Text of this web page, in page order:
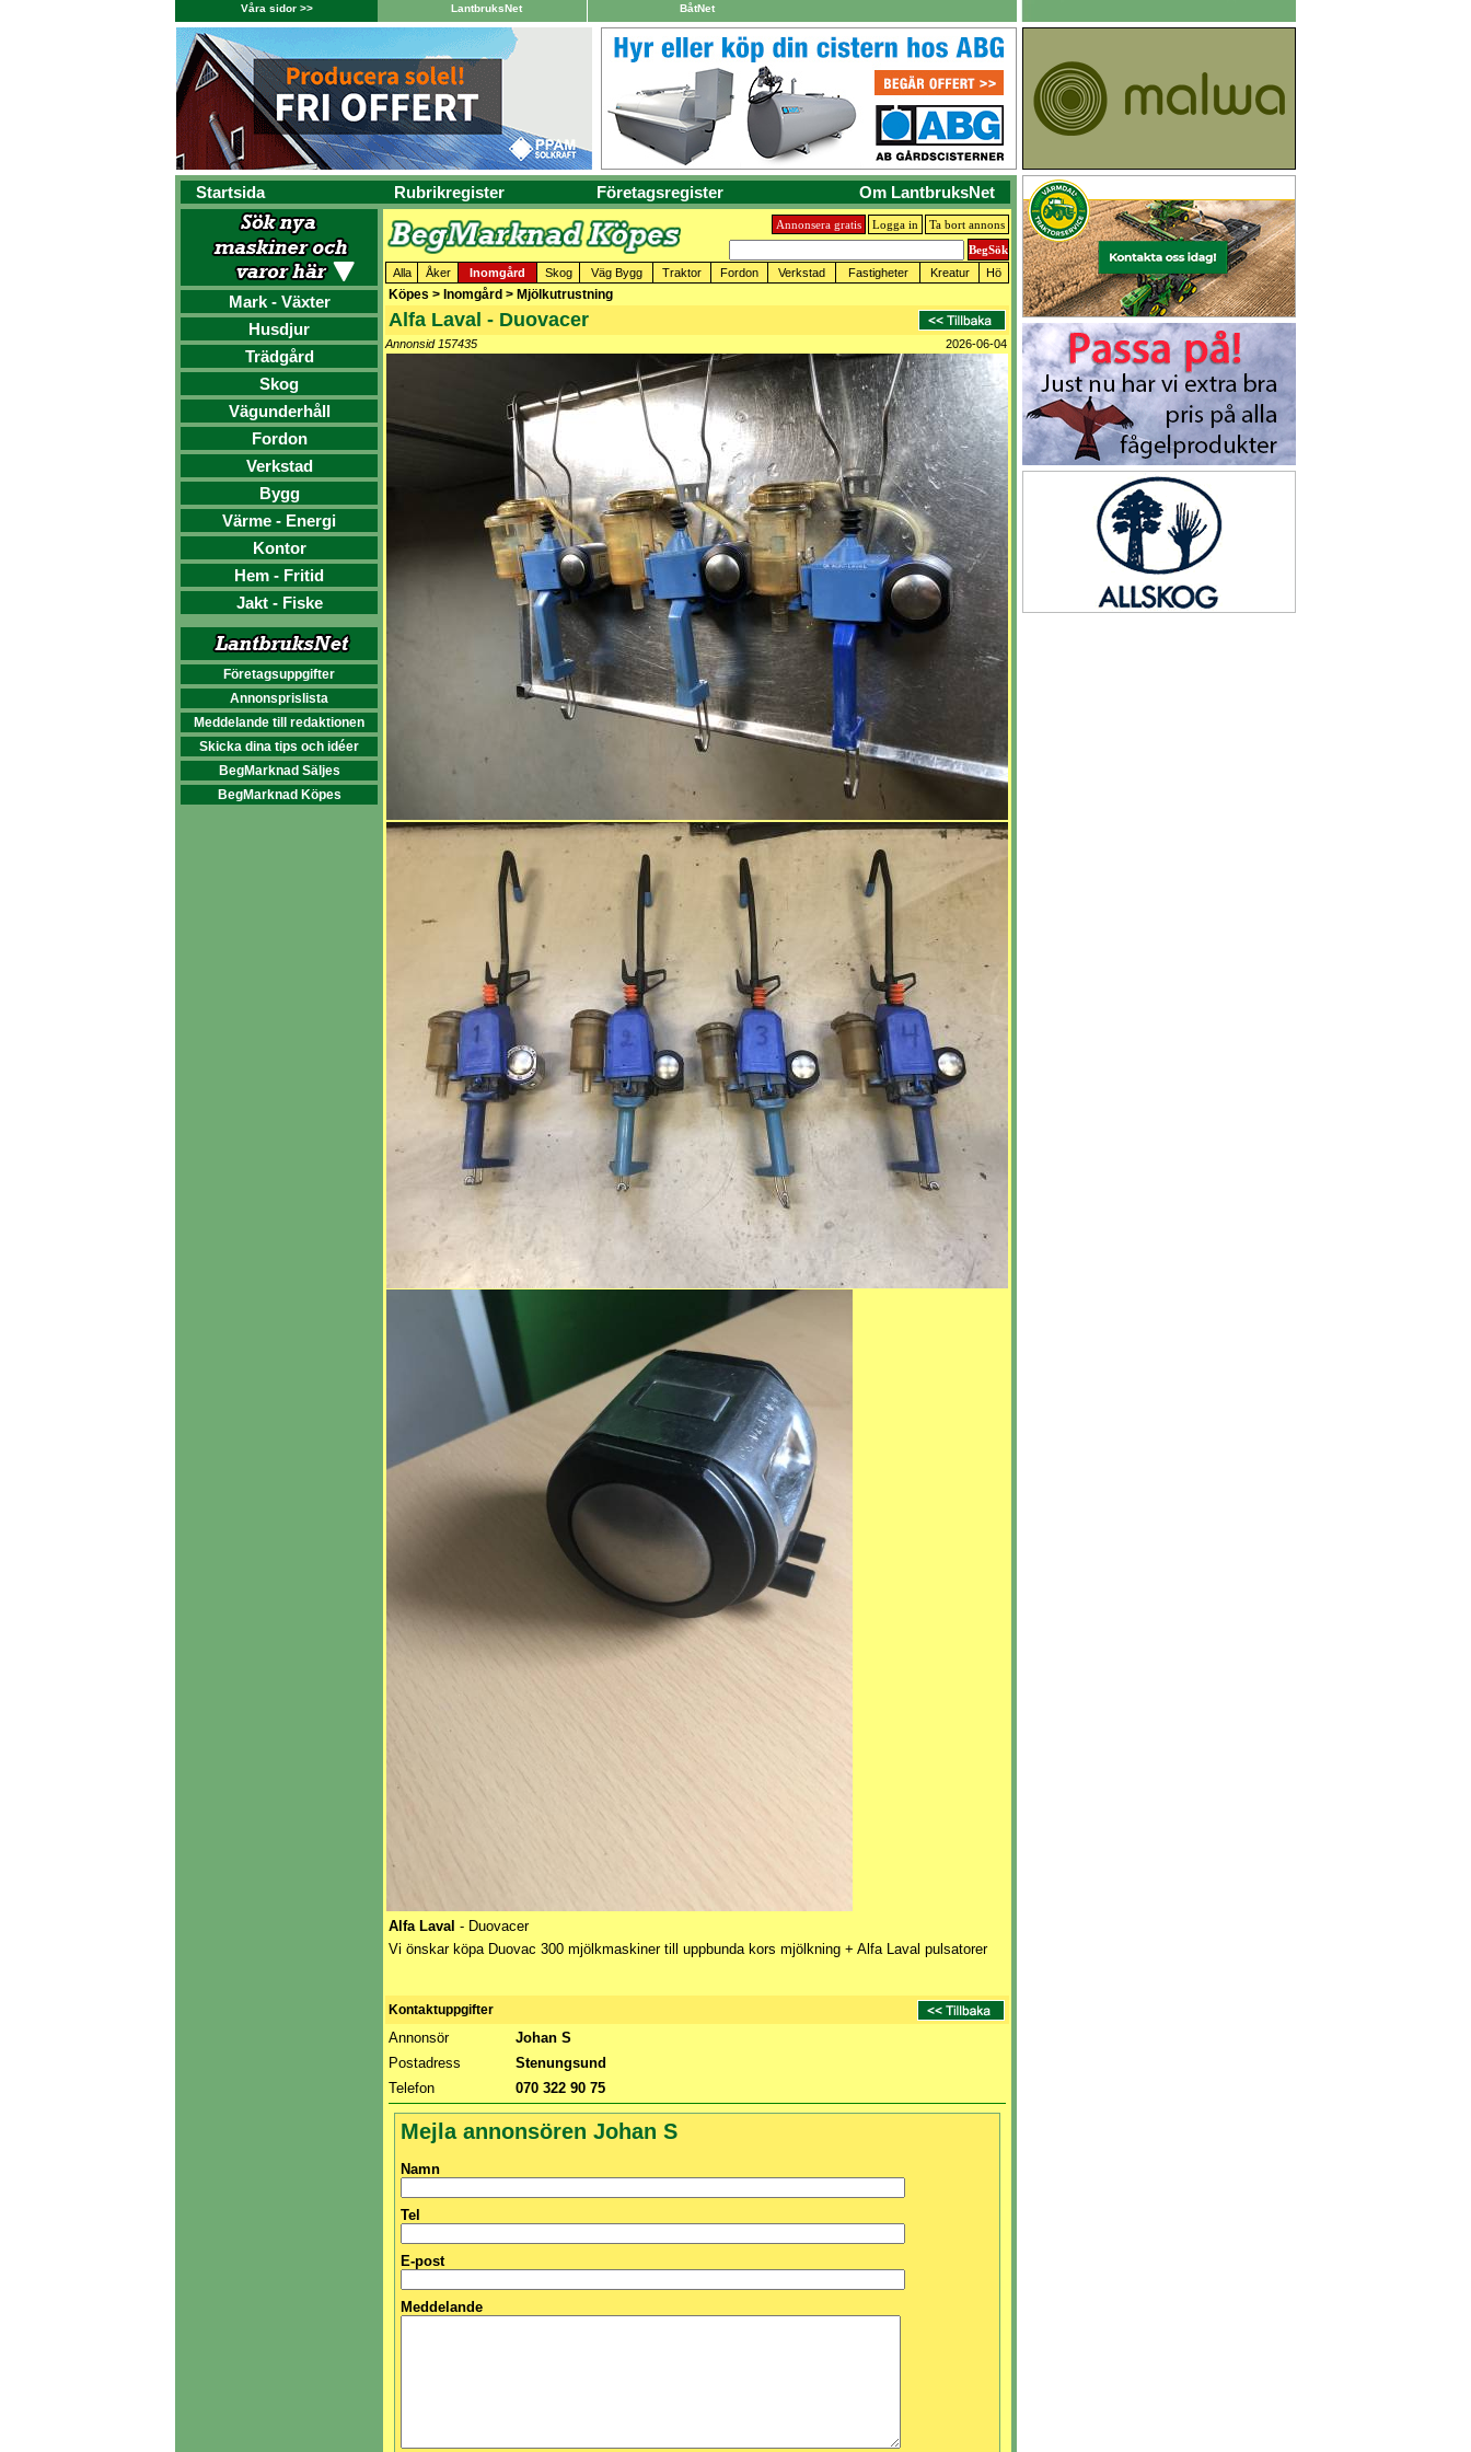
Våra sidor >> LantbruksNet BåtNet
Startsida Rubrikregister Företagsregister Om LantbruksNet
Mark - Växter
Husdjur
Trädgård
Skog
Vägunderhåll
Fordon
Verkstad
Bygg
Värme - Energi
Kontor
Hem - Fritid
Jakt - Fiske
Företagsuppgifter
Annonsprislista
Meddelande till redaktionen
Skicka dina tips och idéer
BegMarknad Säljes
BegMarknad Köpes
Annonsera gratis Logga in Ta bort annons
Alla Åker Inomgård Skog Väg Bygg Traktor Fordon Verkstad Fastigheter Kreatur Hö
Köpes > Inomgård > Mjölkutrustning
Alfa Laval - Duovacer
Annonsid 157435 2026-06-04
Alfa Laval - Duovacer
Vi önskar köpa Duovac 300 mjölkmaskiner till uppbunda kors mjölkning + Alfa Laval pulsatorer
Kontaktuppgifter
Annonsör
Johan S
Postadress
Stenungsund
Telefon
070 322 90 75
Mejla annonsören Johan S
Namn
Tel
E-post
Meddelande